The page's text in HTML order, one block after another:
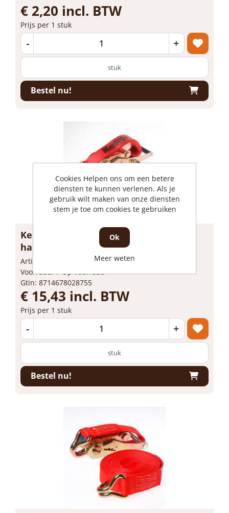
€ 2,20 incl. BTW
Prijs per 1 stuk
- +
stuk
Bestel nu!
Kelfort spanband met ratelgesp +
haken, 5000kg 50mm-7m
Artikelnummer: 1519815
Voorraad: 7 Op voorraad
Gtin: 8714678028755
€ 15,43 incl. BTW
Prijs per 1 stuk
- +
stuk
Bestel nu!
Cookies Helpen ons om een betere
diensten te kunnen verlenen. Als je
gebruik wilt maken van onze diensten
stem je toe om cookies te gebruiken
Ok
Meer weten